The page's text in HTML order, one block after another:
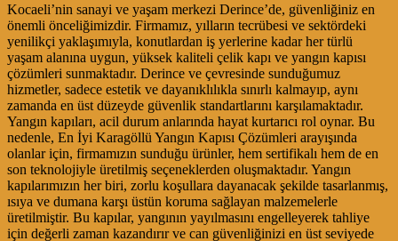
Kocaeli’nin sanayi ve yaşam merkezi Derince’de, güvenliğiniz en
önemli önceliğimizdir. Firmamız, yılların tecrübesi ve sektördeki
yenilikçi yaklaşımıyla, konutlardan iş yerlerine kadar her türlü
yaşam alanına uygun, yüksek kaliteli çelik kapı ve yangın kapısı
çözümleri sunmaktadır. Derince ve çevresinde sunduğumuz
hizmetler, sadece estetik ve dayanıklılıkla sınırlı kalmayıp, aynı
zamanda en üst düzeyde güvenlik standartlarını karşılamaktadır.
Yangın kapıları, acil durum anlarında hayat kurtarıcı rol oynar. Bu
nedenle, En İyi Karagöllü Yangın Kapısı Çözümleri arayışında
olanlar için, firmamızın sunduğu ürünler, hem sertifikalı hem de en
son teknolojiyle üretilmiş seçeneklerden oluşmaktadır. Yangın
kapılarımızın her biri, zorlu koşullara dayanacak şekilde tasarlanmış,
ısıya ve dumana karşı üstün koruma sağlayan malzemelerle
üretilmiştir. Bu kapılar, yangının yayılmasını engelleyerek tahliye
için değerli zaman kazandırır ve can güvenliğinizi en üst seviyede